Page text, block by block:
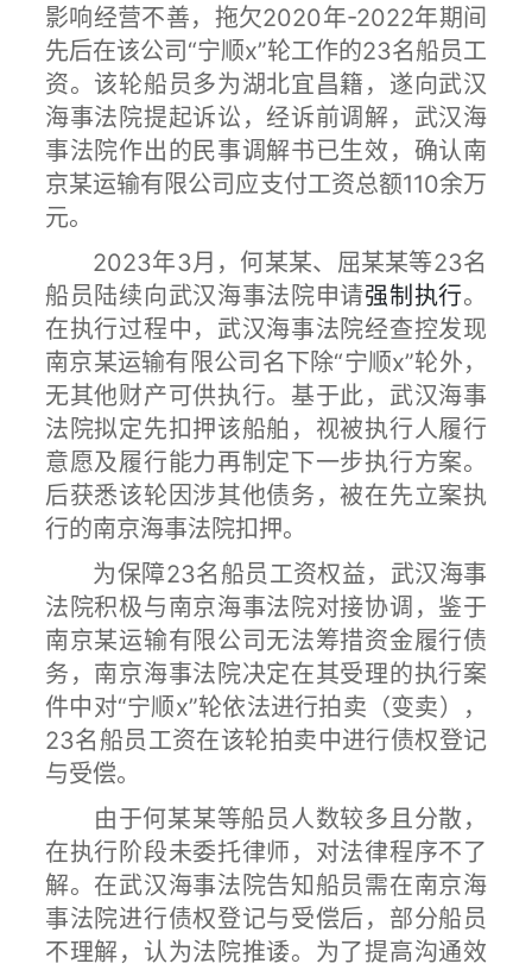
影响经营不善，拖欠2020年-2022年期间
先后在该公司“宁顺x”轮工作的23名船员工
资。该轮船员多为湖北宜昌籍，遂向武汉
海事法院提起诉讼，经诉前调解，武汉海
事法院作出的民事调解书已生效，确认南
京某运输有限公司应支付工资总额110余万
元。
2023年3月，何某某、屈某某等23名
船员陆续向武汉海事法院申请强制执行。
在执行过程中，武汉海事法院经查控发现
南京某运输有限公司名下除“宁顺x”轮外，
无其他财产可供执行。基于此，武汉海事
法院拟定先扣押该船舶，视被执行人履行
意愿及履行能力再制定下一步执行方案。
后获悉该轮因涉其他债务，被在先立案执
行的南京海事法院扣押。
为保障23名船员工资权益，武汉海事
法院积极与南京海事法院对接协调，鉴于
南京某运输有限公司无法筹措资金履行债
务，南京海事法院决定在其受理的执行案
件中对“宁顺x”轮依法进行拍卖（变卖），
23名船员工资在该轮拍卖中进行债权登记
与受偿。
由于何某某等船员人数较多且分散，
在执行阶段未委托律师，对法律程序不了
解。在武汉海事法院告知船员需在南京海
事法院进行债权登记与受偿后，部分船员
不理解，认为法院推诿。为了提高沟通效